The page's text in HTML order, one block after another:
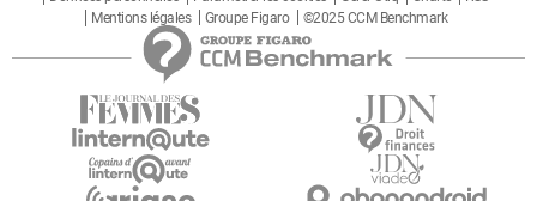
Mentions légales
Groupe Figaro ©2025 CCM Benchmark